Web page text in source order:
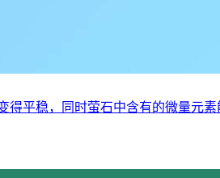
平稳，同时萤石中含有的微量元